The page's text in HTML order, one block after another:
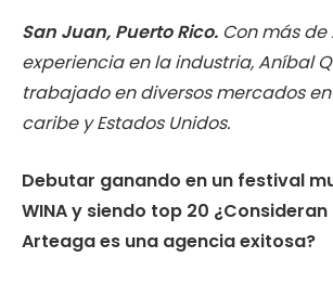
San Juan, Puerto Rico. Con más de
experiencia en la industria, Aníbal
trabajado en diversos mercados en
caribe y Estados Unidos.
Debutar ganando en un festival
WINA y siendo top 20
Arteaga es una agencia exitosa?